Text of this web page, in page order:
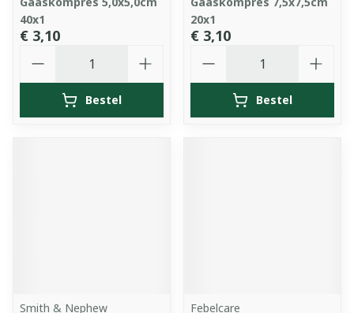
40x1
€ 3,10
Bestel
20x1
€ 3,10
Bestel
Smith & Nephew
Febelcare